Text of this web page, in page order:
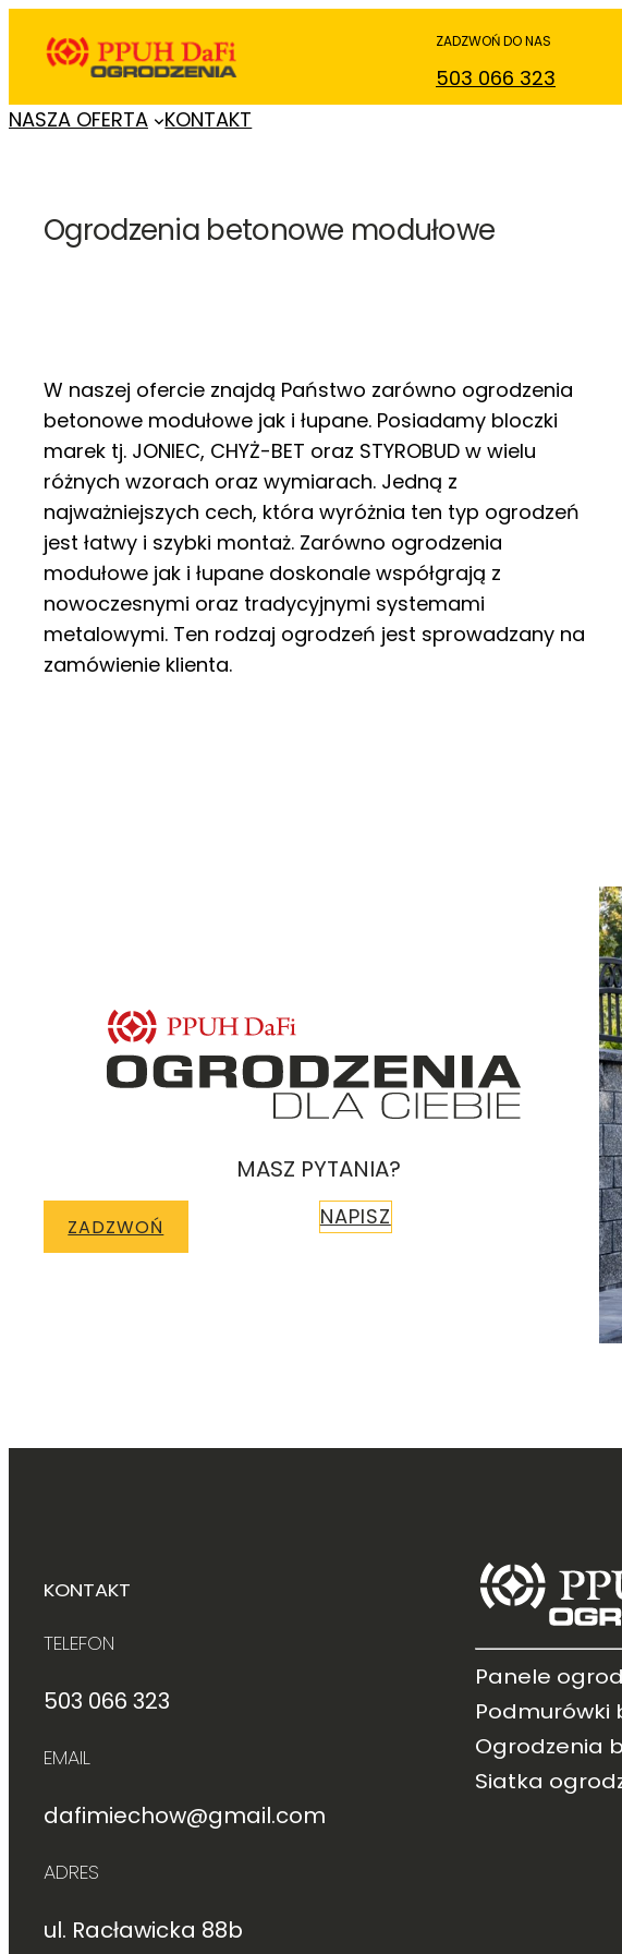
ZADZWOŃ DO NAS
503 066 323
NASZA OFERTA
KONTAKT
Ogrodzenia betonowe modułowe
W naszej ofercie znajdą Państwo zarówno ogrodzenia
betonowe modułowe jak i łupane. Posiadamy bloczki
marek tj. JONIEC, CHYŻ-BET oraz STYROBUD w wielu
różnych wzorach oraz wymiarach. Jedną z
najważniejszych cech, która wyróżnia ten typ ogrodzeń
jest łatwy i szybki montaż. Zarówno ogrodzenia
modułowe jak i łupane doskonale współgrają z
nowoczesnymi oraz tradycyjnymi systemami
metalowymi. Ten rodzaj ogrodzeń jest sprowadzany na
zamówienie klienta.
MASZ PYTANIA?
NAPISZ
KONTAKT
TELEFON
503 066 323
EMAIL
dafimiechow@gmail.com
ADRES
ul. Racławicka 88b
Panele
Podmurówki
Ogrodzenia
Siatka